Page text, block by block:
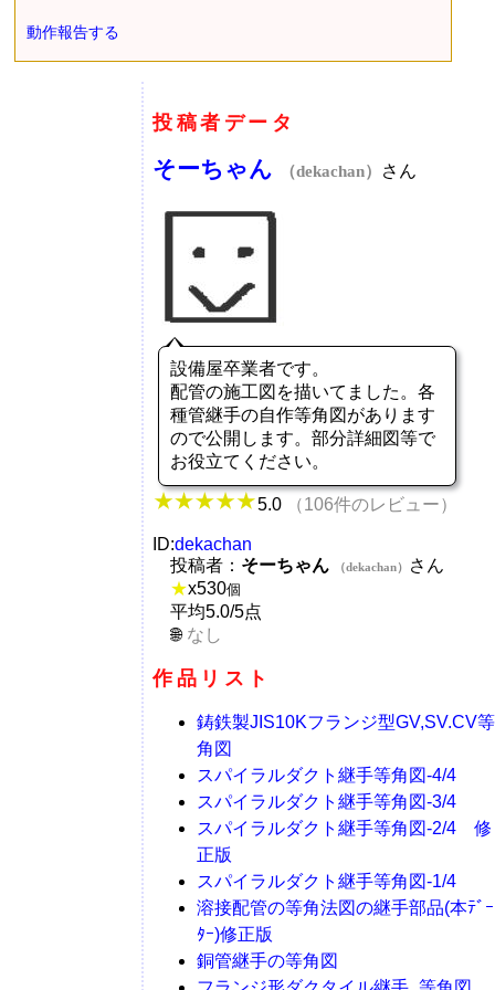
動作報告する
投稿者データ
そーちゃん （dekachan） さん
設備屋卒業者です。
配管の施工図を描いてました。各
種管継手の自作等角図があります
ので公開します。部分詳細図等で
お役立てください。
5.0 （106件のレビュー）
ID:dekachan
投稿者： そーちゃん （dekachan）
さん
★x530個
平均5.0/5点
なし
作品リスト
鋳鉄製JIS10Kフランジ型GV,SV.CV等
角図
スパイラルダクト継手等角図-4/4
スパイラルダクト継手等角図-3/4
スパイラルダクト継手等角図-2/4 修
正版
スパイラルダクト継手等角図-1/4
溶接配管の等角法図の継手部品(本ﾃﾞｰ
ﾀｰ)修正版
銅管継手の等角図